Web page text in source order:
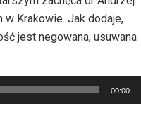
Krakowie. Jak dodaje,
jest negowana, usuwana
00:00